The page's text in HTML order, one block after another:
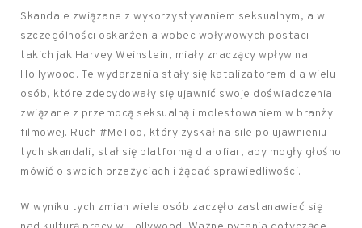
Skandale związane z wykorzystywaniem seksualnym, a w
szczególności oskarżenia wobec wpływowych postaci
takich jak Harvey Weinstein, miały znaczący wpływ na
Hollywood. Te wydarzenia stały się katalizatorem dla wielu
osób, które zdecydowały się ujawnić swoje doświadczenia
związane z przemocą seksualną i molestowaniem w branży
filmowej. Ruch #MeToo, który zyskał na sile po ujawnieniu
tych skandali, stał się platformą dla ofiar, aby mogły głośno
mówić o swoich przeżyciach i żądać sprawiedliwości.
W wyniku tych zmian wiele osób zaczęło zastanawiać się